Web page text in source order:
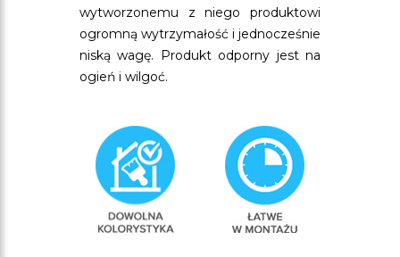
wytworzonemu z niego produktowi
ogromną wytrzymałość i jednocześnie
niską wagę. Produkt odporny jest na
ogień i wilgoć.